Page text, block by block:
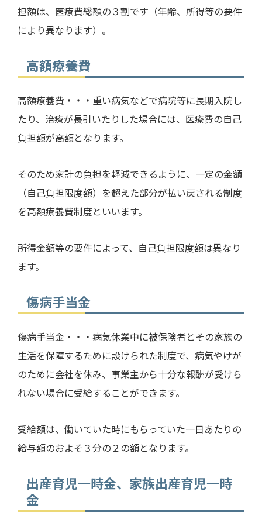
担額は、医療費総額の３割です（年齢、所得等の要件
により異なります）。
高額療養費
高額療養費・・・重い病気などで病院等に長期入院し
たり、治療が長引いたりした場合には、医療費の自己
負担額が高額となります。
そのため家計の負担を軽減できるように、一定の金額
（自己負担限度額）を超えた部分が払い戻される制度
を高額療養費制度といいます。
所得金額等の要件によって、自己負担限度額は異なり
ます。
傷病手当金
傷病手当金・・・病気休業中に被保険者とその家族の
生活を保障するために設けられた制度で、病気やけが
のために会社を休み、事業主から十分な報酬が受けら
れない場合に受給することができます。
受給額は、働いていた時にもらっていた一日あたりの
給与額のおよそ３分の２の額となります。
出産育児一時金、家族出産育児一時
金